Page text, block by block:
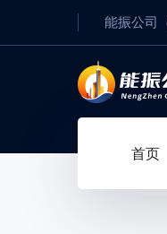
能振公司
首页